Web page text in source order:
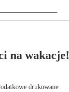
na wakacje!
drukowane